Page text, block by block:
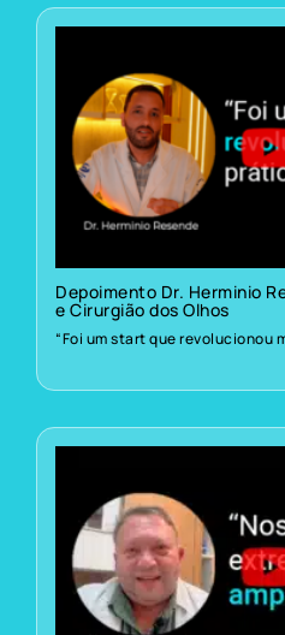
Depoimento Dr. Herminio
e Cirurgião dos Olhos
“Foi um start que revolucionou